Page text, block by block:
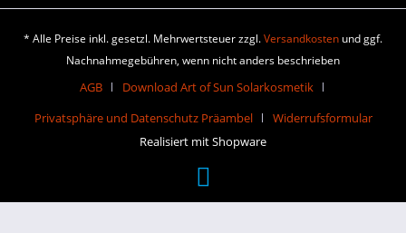
* Alle Preise inkl. gesetzl. Mehrwertsteuer zzgl.Versandkosten und ggf.
Nachnahmegebühren, wenn nicht anders beschrieben
AGB
Download Art of Sun Solarkosmetik
Privatsphäre und Datenschutz Präambel
Widerrufsformular
Realisiert mit Shopware